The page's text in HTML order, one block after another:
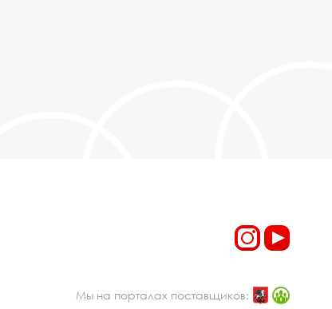
Мы на порталах поставщиков: